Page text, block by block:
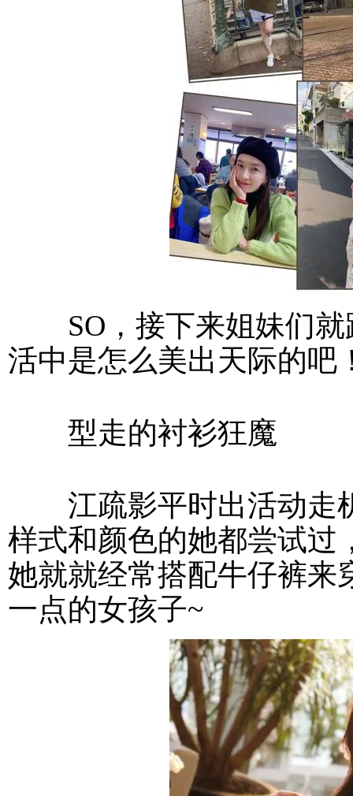
SO，接下来姐妹们就
活中是怎么美出天际的吧
型走的衬衫狂魔
江疏影平时出活动走
样式和颜色的她都尝试过
她就就经常搭配牛仔裤来
一点的女孩子~